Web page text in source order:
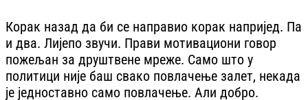
Корак назад да би се направио корак напријед. Па
и два. Лијепо звучи. Прави мотивациони говор
пожељан за друштвене мреже. Само што у
политици није баш свако повлачење залет, некада
је једноставно само повлачење. Али добро.